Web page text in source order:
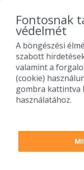
67.
füstölt sajt
30 cm
3 890
40 cm 6 490
68.
BBQ alap
mozzarella
30 cm
3 790
6 490
Fontosnak
védelmét
A böngészési
szabott
valamint a
(cookie)
gombra kattintva
használatához.